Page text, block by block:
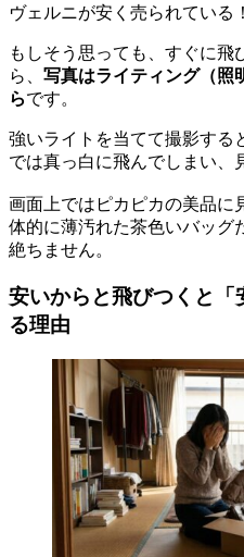
ヴェルニが安く売られている
もしそう思っても、すぐに飛
ら、 写真はライティング（照
らです。
強いライトを当てて撮影する
では真っ白に飛んでしまい、
画面上ではピカピカの美品に
体的に薄汚れた茶色いバッグ
絶ちません。
安いからと飛びつくと
る理由